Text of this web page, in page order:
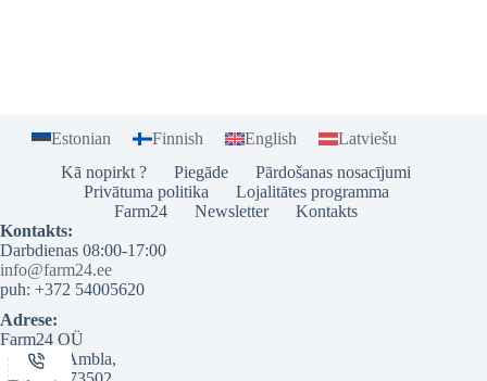
Estonian Finnish English
Latviešu
Kā nopirkt ?
Piegāde
Pārdošanas nosacījumi
Privātuma politika
Lojalitātes programma
Farm24
Newsletter
Kontakts
Kontakts:
Darbdienas 08:00-17:00
info@farm24.ee
puh: +372 54005620
Adrese:
Farm24 OÜ
Pikk 37b Ambla,